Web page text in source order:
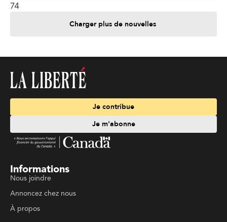
74
Charger plus de nouvelles
Je contribue
Je m'abonne
Informations
Nous joindre
Annoncez chez nous
À propos